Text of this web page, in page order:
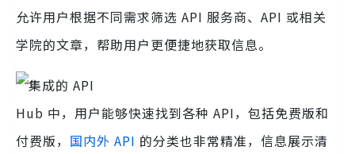
允许用户根据不同需求筛选 API 服务商、API 或相关
学院的文章，帮助用户更便捷地获取信息。
Hub 中，用户能够快速找到各种 API，包括免费版和
付费版， 国内外 API 的分类也非常精准，信息展示清